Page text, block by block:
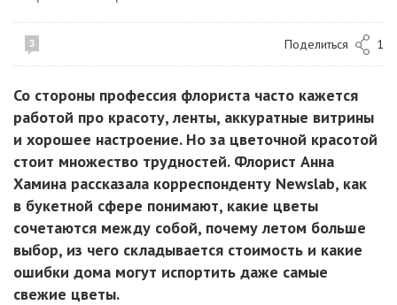
3 Поделиться 1
Со стороны профессия флориста часто кажется
работой про красоту, ленты, аккуратные витрины
и хорошее настроение. Но за цветочной красотой
стоит множество трудностей. Флорист Анна
Хамина рассказала корреспонденту Newslab, как
в букетной сфере понимают, какие цветы
сочетаются между собой, почему летом больше
выбор, из чего складывается стоимость и какие
ошибки дома могут испортить даже самые
свежие цветы.